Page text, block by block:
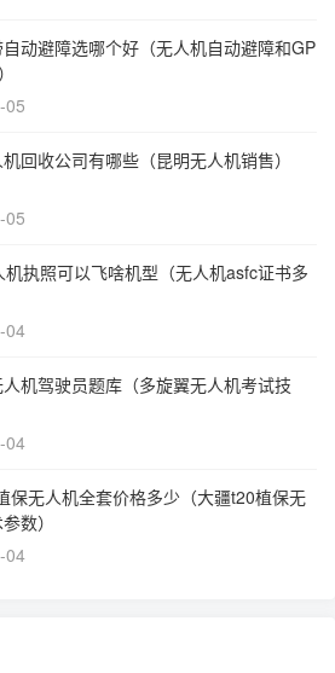
动避障选哪个好（无人机自动避障和GP
05
回收公司有哪些（昆明无人机销售）
05
机执照可以飞啥机型（无人机asfc证书多
04
机驾驶员题库（多旋翼无人机考试技
04
保无人机全套价格多少（大疆t20植保无
数）
04